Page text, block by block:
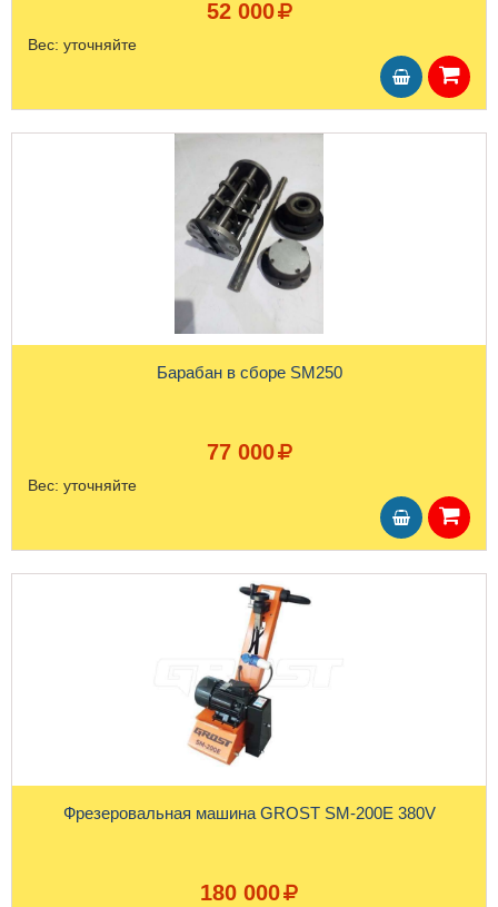
52 000
Вес: уточняйте
Барабан в сборе SM250
77 000
Вес: уточняйте
Фрезеровальная машина GROST SM-200E 380V
180 000